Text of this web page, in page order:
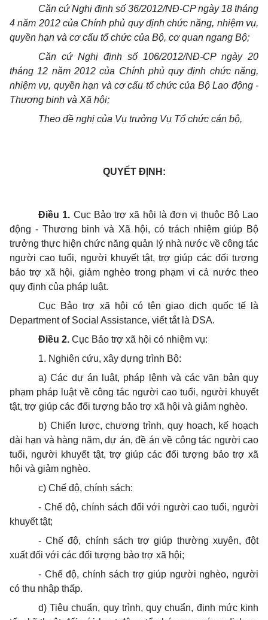
Căn cứ Nghị định số 36/2012/NĐ-CP ngày 18 tháng
4 năm 2012 của Chính phủ quy định chức năng, nhiệm vụ,
quyền hạn và cơ cấu tổ chức của Bộ, cơ quan ngang Bộ;
Căn cứ Nghị định số 106/2012/NĐ-CP ngày 20
tháng 12 năm 2012 của Chính phủ quy định chức năng,
nhiệm vụ, quyền hạn và cơ cấu tổ chức của Bộ Lao động -
Thương binh và Xã hội;
Theo đề nghị của Vụ trưởng Vụ Tổ chức cán bộ,
QUYẾT ĐỊNH:
Điều 1. Cục Bảo trợ xã hội là đơn vị thuộc Bộ Lao
động - Thương binh và Xã hội, có trách nhiệm giúp Bộ
trưởng thực hiện chức năng quản lý nhà nước về công tác
người cao tuổi, người khuyết tật, trợ giúp các đối tượng
bảo trợ xã hội, giảm nghèo trong phạm vi cả nước theo
quy định của pháp luật.
Cục Bảo trợ xã hội có tên giao dịch quốc tế là
Department of Social Assistance, viết tắt là DSA.
Điều 2. Cục Bảo trợ xã hội có nhiệm vụ:
1. Nghiên cứu, xây dựng trình Bộ:
a) Các dự án luật, pháp lệnh và các văn bản quy
phạm pháp luật về công tác người cao tuổi, người khuyết
tật, trợ giúp các đối tượng bảo trợ xã hội và giảm nghèo.
b) Chiến lược, chương trình, quy hoạch, kế hoạch
dài hạn và hàng năm, dự án, đề án về công tác người cao
tuổi, người khuyết tật, trợ giúp các đối tượng bảo trợ xã
hội và giảm nghèo.
c) Chế độ, chính sách:
- Chế độ, chính sách đối với người cao tuổi, người
khuyết tật;
- Chế độ, chính sách trợ giúp thường xuyên, đột
xuất đối với các đối tượng bảo trợ xã hội;
- Chế độ, chính sách trợ giúp người nghèo, người
có thu nhập thấp.
d) Tiêu chuẩn, quy trình, quy chuẩn, định mức kinh